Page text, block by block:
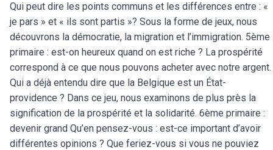
Qui peut dire les points communs et les différences entre : «
je pars » et « ils sont partis »? Sous la forme de jeux, nous
découvrons la démocratie, la migration et l’immigration. 5ème
primaire : est-on heureux quand on est riche ? La prospérité
correspond à ce que nous pouvons acheter avec notre argent.
Qui a déjà entendu dire que la Belgique est un État-
providence ? Dans ce jeu, nous examinons de plus près la
signification de la prospérité et la solidarité. 6ème primaire :
devenir grand Qu’en pensez-vous : est-ce important d’avoir
différentes opinions ? Que feriez-vous si vous ne pouviez